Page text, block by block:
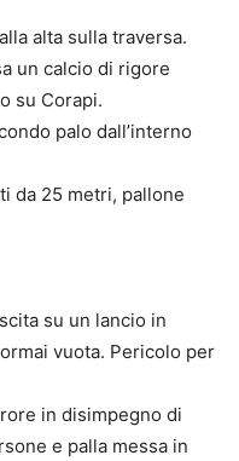
alta sulla traversa.
un calcio di rigore
su Corapi.
palo dall’interno
da 25 metri, pallone
su un lancio in
vuota. Pericolo per
in disimpegno di
e palla messa in